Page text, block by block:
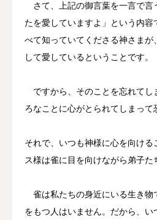
さて、上記の御言葉を一言で言
たを愛していますよ」という内容
べて知っていてくださる神さまが
して愛しているということです。
ですから、そのことを忘れてし
ろなことに心がとられてしまって
それで、いつも神様に心を向ける
ス様は雀に目を向けながら弟子た
雀は私たちの身近にいる生き物
をもつ人はいません。だから、い